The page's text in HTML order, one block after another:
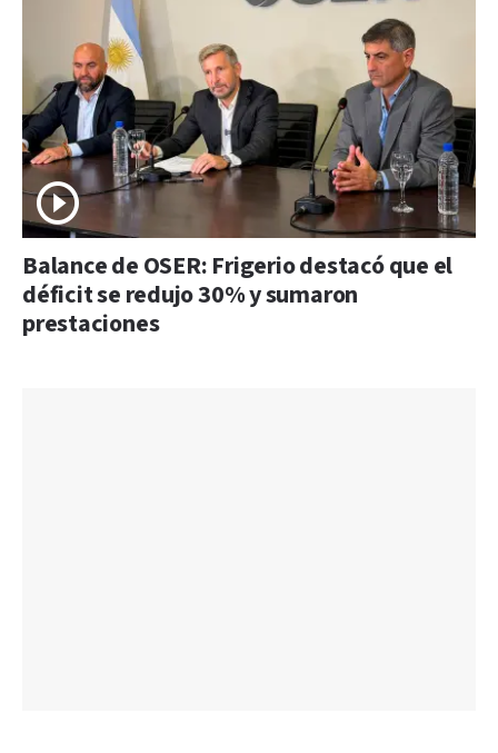
Balance de OSER: Frigerio destacó que el
déficit se redujo 30% y sumaron
prestaciones